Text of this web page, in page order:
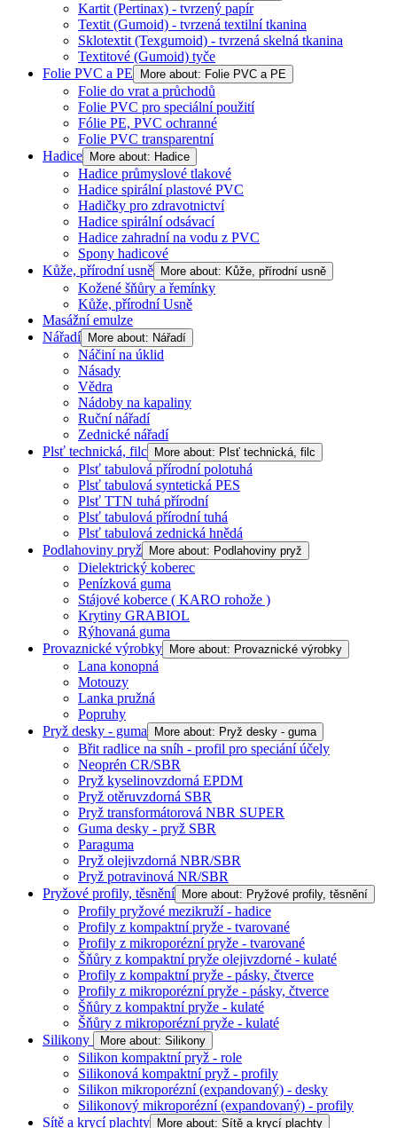
Kartit (Pertinax) - tvrzený papír
Textit (Gumoid) - tvrzená textilní tkanina
Sklotextit (Texgumoid) - tvrzená skelná tkanina
Textitové (Gumoid) tyče
Folie PVC a PE
More about: Folie PVC a PE
Folie do vrat a průchodů
Folie PVC pro speciální použití
Fólie PE, PVC ochranné
Folie PVC transparentní
Hadice
More about: Hadice
Hadice průmyslové tlakové
Hadice spirální plastové PVC
Hadičky pro zdravotnictví
Hadice spirální odsávací
Hadice zahradní na vodu z PVC
Spony hadicové
Kůže, přírodní usně
More about: Kůže, přírodní usně
Kožené šňůry a řemínky
Kůže, přírodní Usně
Masážní emulze
Nářadí
More about: Nářadí
Náčiní na úklid
Násady
Vědra
Nádoby na kapaliny
Ruční nářadí
Zednické nářadí
Plsť technická, filc
More about: Plsť technická, filc
Plsť tabulová přírodní polotuhá
Plsť tabulová syntetická PES
Plsť TTN tuhá přírodní
Plsť tabulová přírodní tuhá
Plsť tabulová zednická hnědá
Podlahoviny pryž
More about: Podlahoviny pryž
Dielektrický koberec
Penízková guma
Stájové koberce ( KARO rohože )
Krytiny GRABIOL
Rýhovaná guma
Provaznické výrobky
More about: Provaznické výrobky
Lana konopná
Motouzy
Lanka pružná
Popruhy
Pryž desky - guma
More about: Pryž desky - guma
Břit radlice na sníh - profil pro speciání účely
Neoprén CR/SBR
Pryž kyselinovzdorná EPDM
Pryž otěruvzdorná SBR
Pryž transformátorová NBR SUPER
Guma desky - pryž SBR
Paraguma
Pryž olejivzdorná NBR/SBR
Pryž potravinová NR/SBR
Pryžové profily, těsnění
More about: Pryžové profily, těsnění
Profily pryžové mezikruží - hadice
Profily z kompaktní pryže - tvarované
Profily z mikroporézní pryže - tvarované
Šňůry z kompaktní pryže olejivzdorné - kulaté
Profily z kompaktní pryže - pásky, čtverce
Profily z mikroporézní pryže - pásky, čtverce
Šňůry z kompaktní pryže - kulaté
Šňůry z mikroporézní pryže - kulaté
Silikony
More about: Silikony
Silikon kompaktní pryž - role
Silikonová kompaktní pryž - profily
Silikon mikroporézní (expandovaný) - desky
Silikonový mikroporézní (expandovaný) - profily
Sítě a krycí plachty
More about: Sítě a krycí plachty